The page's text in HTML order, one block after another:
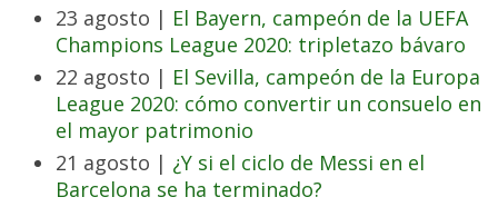
23 agosto | El Bayern, campeón de la UEFA
Champions League 2020: tripletazo bávaro
22 agosto | El Sevilla, campeón de la Europa
League 2020: cómo convertir un consuelo en
el mayor patrimonio
21 agosto | ¿Y si el ciclo de Messi en el
Barcelona se ha terminado?